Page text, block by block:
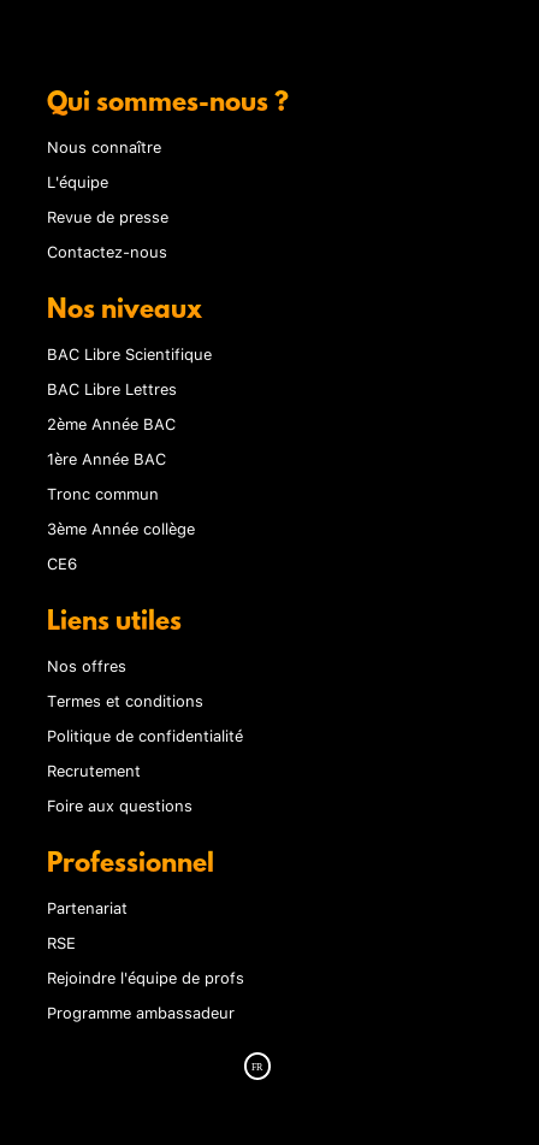
Qui sommes-nous ?
Nous connaître
L'équipe
Revue de presse
Contactez-nous
Nos niveaux
BAC Libre Scientifique
BAC Libre Lettres
2ème Année BAC
1ère Année BAC
Tronc commun
3ème Année collège
CE6
Liens utiles
Nos offres
Termes et conditions
Politique de confidentialité
Recrutement
Foire aux questions
Professionnel
Partenariat
RSE
Rejoindre l'équipe de profs
Programme ambassadeur